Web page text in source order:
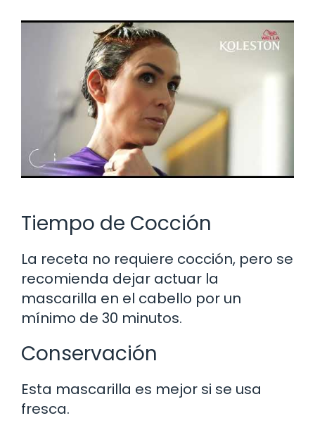
Tiempo de Cocción
La receta no requiere cocción, pero se
recomienda dejar actuar la
mascarilla en el cabello por un
mínimo de 30 minutos.
Conservación
Esta mascarilla es mejor si se usa
fresca.